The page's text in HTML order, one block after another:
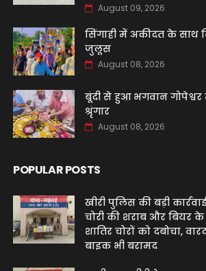
August 09, 2026
सिंगाही में अकीदत के
जुलूस
August 08, 2026
बूंदी से हुआ भगवान
श्रृंगार
August 08, 2026
POPULAR POSTS
खीरी पुलिस की बड़ी
चोरी की शराब और बियर
शातिर चोरों को दबोचा,
बाइक भी बरामद